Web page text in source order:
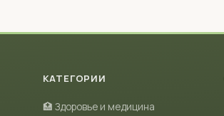
КАТЕГОРИИ
🏥 Здоровье и медицина